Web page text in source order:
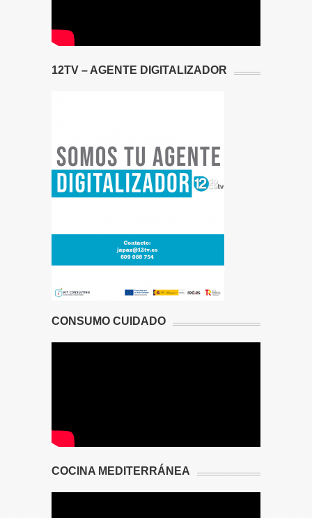
12TV – AGENTE DIGITALIZADOR
CONSUMO CUIDADO
COCINA MEDITERRÁNEA